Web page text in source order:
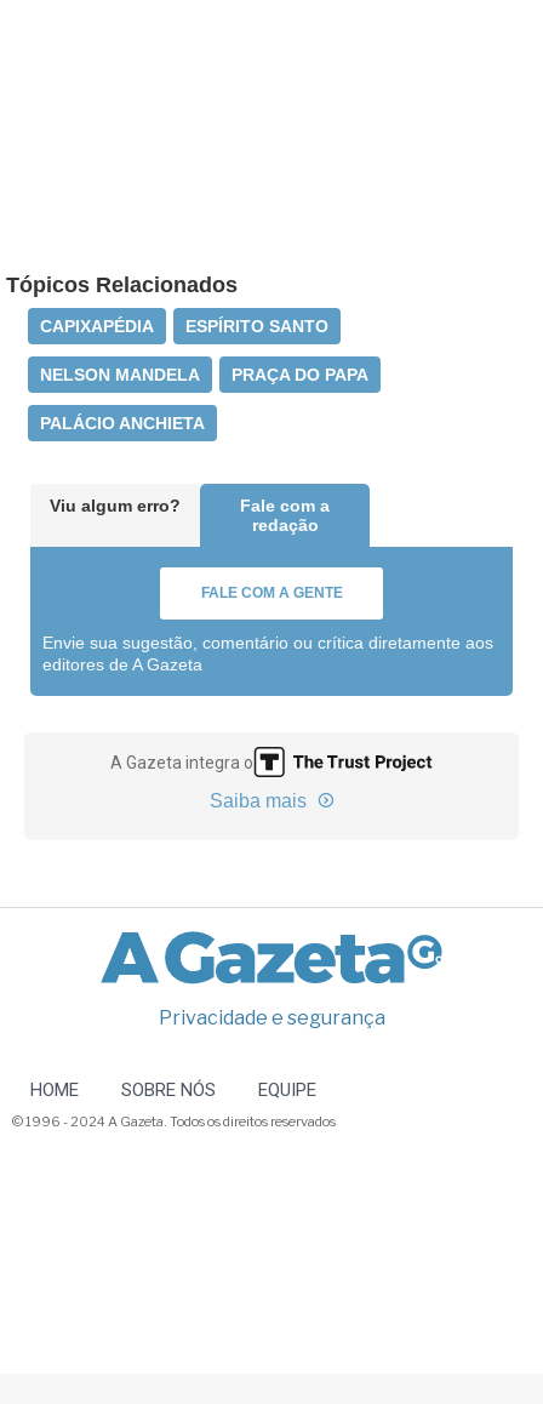
Tópicos Relacionados
CAPIXAPÉDIA ESPÍRITO SANTO
NELSON MANDELA PRAÇA DO PAPA
PALÁCIO ANCHIETA
Viu algum erro?
Fale com a
redação
FALE COM A GENTE
Envie sua sugestão, comentário ou crítica diretamente aos
editores de A Gazeta
A Gazeta integra o
Saiba mais
Privacidade e segurança
HOME SOBRE NÓS EQUIPE
© 1996 - 2024 A Gazeta. Todos os direitos reservados